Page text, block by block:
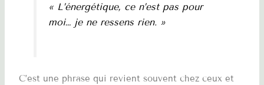
« L’énergétique, ce n’est pas pour
moi… je ne ressens rien. »
C’est une phrase qui revient souvent chez ceux et